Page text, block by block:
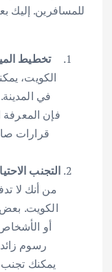
للمسافرين. إليك
تخطيط
الكويت،
في
فإن
قرارات
التجنب
من أنك لا
الكويت. بعض
أو
رسوم
يمكنك تجنب